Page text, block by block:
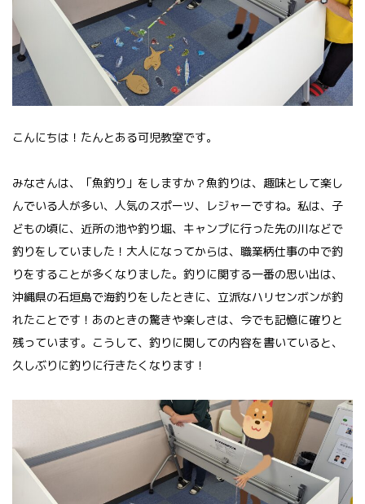
こんにちは！たんとある可児教室です。
みなさんは、「魚釣り」をしますか？魚釣りは、趣味として楽し
んでいる人が多い、人気のスポーツ、レジャーですね。私は、子
どもの頃に、近所の池や釣り堀、キャンプに行った先の川などで
釣りをしていました！大人になってからは、職業柄仕事の中で釣
りをすることが多くなりました。釣りに関する一番の思い出は、
沖縄県の石垣島で海釣りをしたときに、立派なハリセンボンが釣
れたことです！あのときの驚きや楽しさは、今でも記憶に確りと
残っています。こうして、釣りに関しての内容を書いていると、
久しぶりに釣りに行きたくなります！